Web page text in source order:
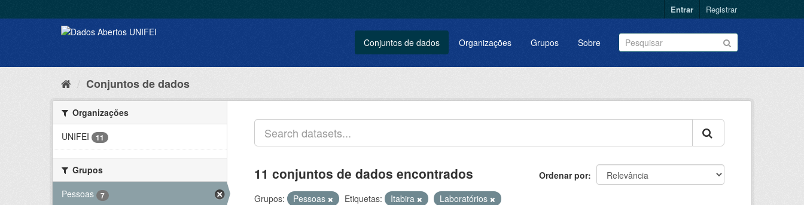
Entrar Registrar
Conjuntos de dados Organizações Grupos Sobre
Conjuntos de dados
Organizações
UNIFEI
11
Grupos
Pessoas
7
Ordenar por
11 conjuntos de dados encontrados
Grupos: Pessoas Etiquetas: Itabira
Laboratórios